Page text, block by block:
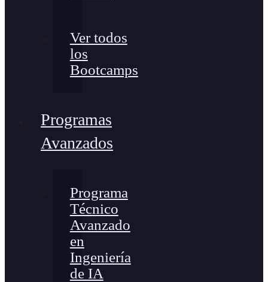
Ver todos
los
Bootcamps
Programas
Avanzados
Programa
Técnico
Avanzado
en
Ingeniería
de IA